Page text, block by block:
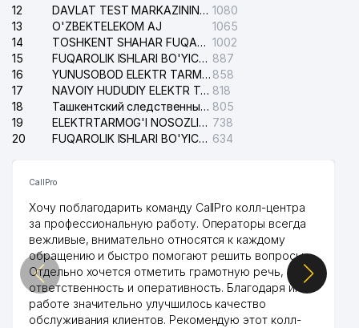
12
DAVLAT TEST MARKAZINING ISHONCH TELEFONLARI 1080
13
O'ZBEKTELEKOM AJ
1065
14
TOSHKENT SHAHAR FUQAROLIK ISHLARI BO'YICHA SUDI 1002
15
FUQAROLIK ISHLARI BO'YICHA YAKKASAROY TUMANLARARO SUDI 887
16
YUNUSOBOD ELEKTR TARMOG'I NOSOZLIKLARI XIZMATI 858
17
NAVOIY HUDUDIY ELEKTR TARMOQLARI KORXONASI AJ 818
18
Ташкентский следственный изолятор 805
19
ELEKTRTARMOG'I NOSOZLIKLARINI TO'ZATISH SERGELI XIZMATI 738
20
FUQAROLIK ISHLARI BO'YICHA UCH-TEPA TUMANI SUDI 634
CallPro
Хочу поблагодарить команду CallPro колл-центра
за профессиональную работу. Операторы всегда
вежливые, внимательно относятся к каждому
обращению и быстро помогают решить вопросы.
Отдельно хочется отметить грамотную речь,
ответственность и оперативность. Благодаря их
работе значительно улучшилось качество
обслуживания клиентов. Рекомендую этот колл-